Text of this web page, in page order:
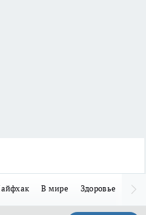
В мире Здоровье